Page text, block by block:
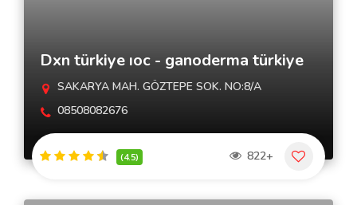
Dxn türkiye ıoc - ganoderma türkiye
SAKARYA MAH. GÖZTEPE SOK. NO:8/A
08508082676
(4.5) 822+